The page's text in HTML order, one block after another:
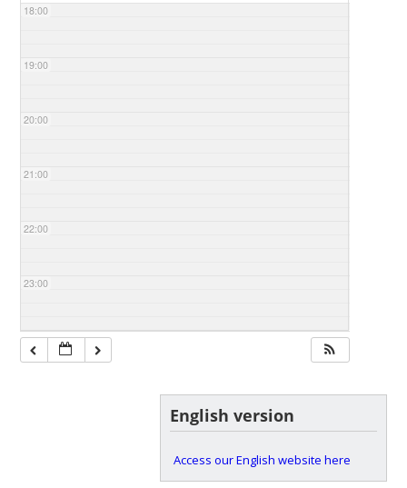
18:00
19:00
20:00
21:00
22:00
23:00
English version
Access our English website here